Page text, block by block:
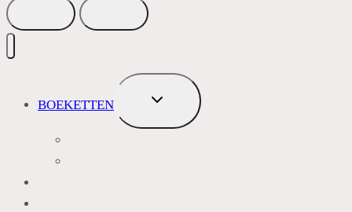
BOEKETTEN
TOGGLE
SUBMENU